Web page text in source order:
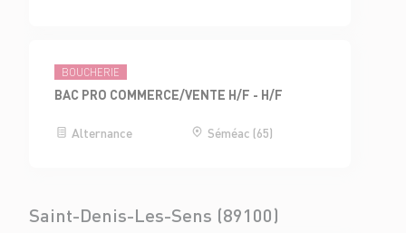
BOUCHERIE
BAC PRO COMMERCE/VENTE H/F - H/F
Alternance Séméac (65)
Saint-Denis-Les-Sens (89100)